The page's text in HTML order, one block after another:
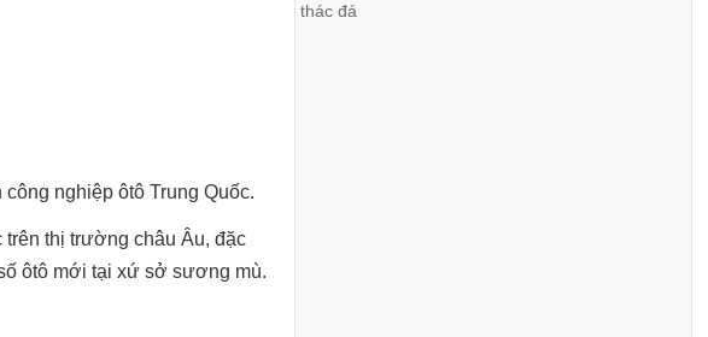
nghiệp ôtô Trung Quốc.
thị trường châu Âu, đặc
ôtô mới tại xứ sở sương mù.
thác đá